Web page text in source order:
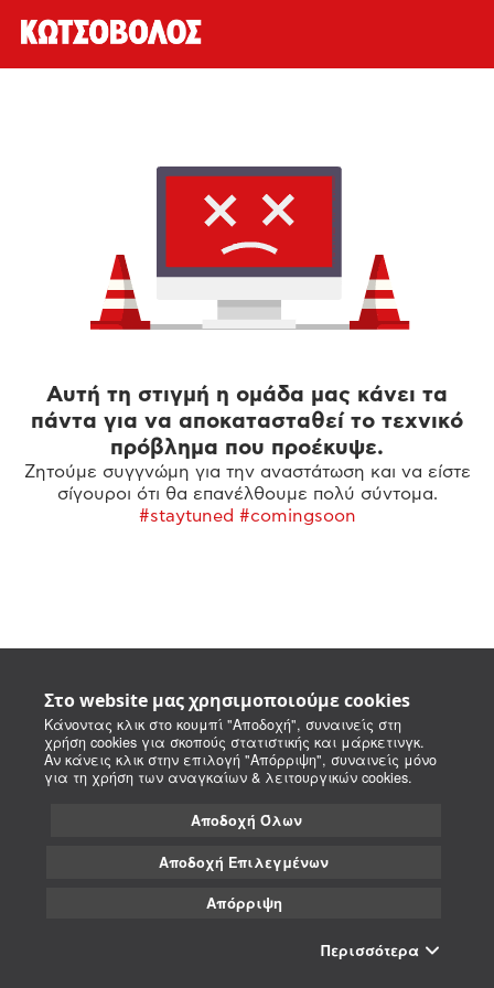
Στο website μας χρησιμοποιούμε cookies
Κάνοντας κλικ στο κουμπί "Αποδοχή", συναινείς στη
χρήση cookies για σκοπούς στατιστικής και μάρκετινγκ.
Αν κάνεις κλικ στην επιλογή "Απόρριψη", συναινείς μόνο
για τη χρήση των αναγκαίων & λειτουργικών cookies.
Αποδοχή Όλων
Αποδοχή Επιλεγμένων
Απόρριψη
Περισσότερα
Αυτή τη στιγμή η ομάδα μας κάνει τα
πάντα για να αποκατασταθεί το τεχνικό
πρόβλημα που προέκυψε.
Ζητούμε συγγνώμη για την αναστάτωση και να είστε
σίγουροι ότι θα επανέλθουμε πολύ σύντομα.
#staytuned #comingsoon